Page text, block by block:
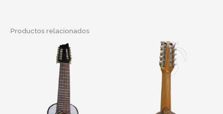
Productos relacionados